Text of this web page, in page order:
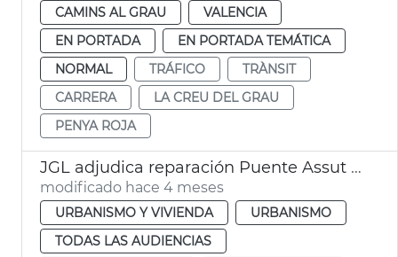
CAMINS AL GRAU
VALENCIA
EN PORTADA
EN PORTADA TEMÁTICA
NORMAL
TRÁFICO
TRÀNSIT
CARRERA
LA CREU DEL GRAU
PENYA ROJA
JGL adjudica reparación Puente Assut de l'Or València
modificado hace 4 meses
URBANISMO Y VIVIENDA
URBANISMO
TODAS LAS AUDIENCIAS